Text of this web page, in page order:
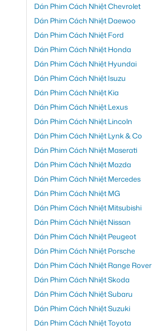
Dán Phim Cách Nhiệt Chevrolet
Dán Phim Cách Nhiệt Daewoo
Dán Phim Cách Nhiệt Ford
Dán Phim Cách Nhiệt Honda
Dán Phim Cách Nhiệt Hyundai
Dán Phim Cách Nhiệt Isuzu
Dán Phim Cách Nhiệt Kia
Dán Phim Cách Nhiệt Lexus
Dán Phim Cách Nhiệt Lincoln
Dán Phim Cách Nhiệt Lynk & Co
Dán Phim Cách Nhiệt Maserati
Dán Phim Cách Nhiệt Mazda
Dán Phim Cách Nhiệt Mercedes
Dán Phim Cách Nhiệt MG
Dán Phim Cách Nhiệt Mitsubishi
Dán Phim Cách Nhiệt Nissan
Dán Phim Cách Nhiệt Peugeot
Dán Phim Cách Nhiệt Porsche
Dán Phim Cách Nhiệt Range Rover
Dán Phim Cách Nhiệt Skoda
Dán Phim Cách Nhiệt Subaru
Dán Phim Cách Nhiệt Suzuki
Dán Phim Cách Nhiệt Toyota